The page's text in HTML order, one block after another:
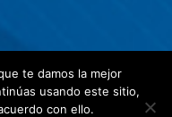
& Asociados. All Rights
te damos la mejor
usando este sitio,
con ello.